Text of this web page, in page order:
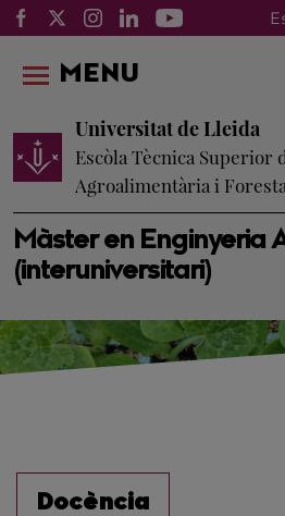
Màster en Enginyeria
(interuniversitari)
Universitat de Lleida
Escòla Tècnica Superior
Agroalimentària i
MENU
Docència